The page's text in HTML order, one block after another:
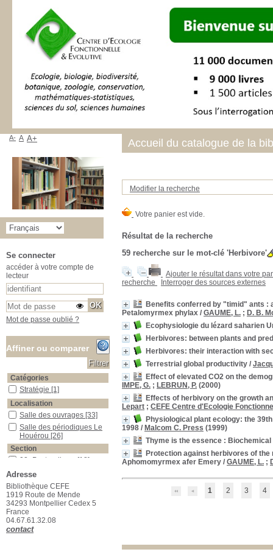
Modifier la recherche
Résultat de la recherche
59 recherche sur le mot-clé 'Herbivore'
Ajouter le résultat dans votre
recherche
Interroger des sources externes
Benefits conferred by "timid" ants :
Petalomyrmex phylax / GAUME, L. ; D. B.
Ecophysiologie du lézard saharien
Herbivores: between plants and
Herbivores: their interaction with
Terrestrial global productivity /
Effect of elevated CO2 on the
IMPE, G. ; LEBRUN, P. (2000)
Effects of herbivory on the growth
Lepart ; CEFE Centre d'Ecologie
Physiological plant ecology: the
1998 / Malcom C. Press (1999)
Thyme is the essence :
Protection against herbivores of
Aphomomyrmex afer Emery / GAUME, L. ;
1 2 3 4
Accueil du catalogue de la
A- A A+
Se connecter
accéder à votre compte de
lecteur
Mot de passe oublié ?
Affiner ou comparer
Catégories
Stratégie
Stratégie [1]
Localisation
Salle des ouvrages
Salle des ouvrages [33]
Salle des périodiques Le Houérou
Salle des périodiques Le
Houérou [26]
Section
02_Pastoralisme
02_Pastoralisme [18]
04_Ecologie_animale
04_Ecologie_animale
09_Génétique_Evolution
09_Génétique_Evolution
[2]
12_Sciences_du_sol
12_Sciences_du_sol [2]
13_Physiologie_végétale
13_Physiologie_végétale
[5]
15_Ecologie_générale
15_Ecologie_générale
Adresse
Bibliothèque CEFE
1919 Route de Mende
34293 Montpellier Cedex 5
France
04.67.61.32.08
contact